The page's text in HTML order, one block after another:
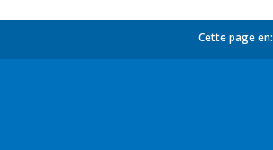
Cette page en: